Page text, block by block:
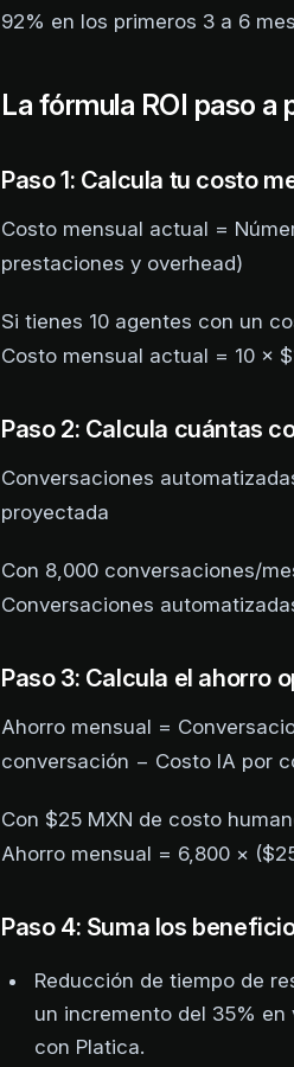
92% en los primeros 3 a 6
La fórmula ROI paso a
Paso 1: Calcula tu costo
Costo mensual actual =
prestaciones y overhead)
Si tienes 10 agentes con un
Costo mensual actual = 10 ×
Paso 2: Calcula cuántas
Conversaciones
proyectada
Con 8,000 conversaciones/
Conversaciones
Paso 3: Calcula el ahorro
Ahorro mensual =
conversación − Costo IA por
Con $25 MXN de costo
Ahorro mensual = 6,800 ×
Paso 4: Suma los
Reducción de tiempo de
un incremento del 35%
con Platica.